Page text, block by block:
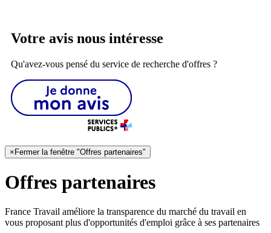
Votre avis nous intéresse
Qu'avez-vous pensé du service de recherche d'offres ?
×Fermer la fenêtre "Offres partenaires"
Offres partenaires
France Travail améliore la transparence du marché du travail en
vous proposant plus d'opportunités d'emploi grâce à ses partenaires